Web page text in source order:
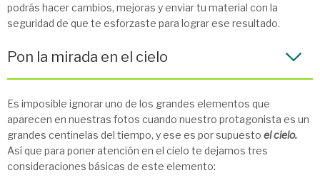
podrás hacer cambios, mejoras y enviar tu material con la
seguridad de que te esforzaste para lograr ese resultado.
Pon la mirada en el cielo
Es imposible ignorar uno de los grandes elementos que
aparecen en nuestras fotos cuando nuestro protagonista es un
grandes centinelas del tiempo, y ese es por supuesto el cielo.
Así que para poner atención en el cielo te dejamos tres
consideraciones básicas de este elemento: